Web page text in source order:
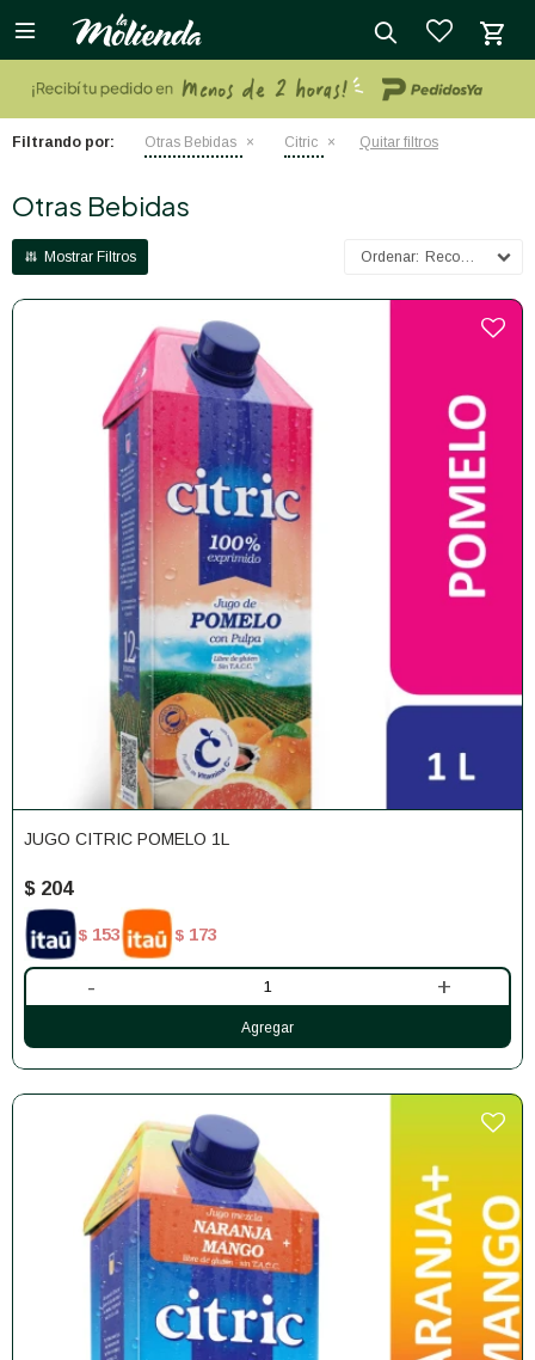

Filtrando por: Otras Bebidas Citric Quitar filtros
Otras Bebidas
Recomendados
JUGO CITRIC POMELO 1L
$ 204
$ 153 $ 173
- +